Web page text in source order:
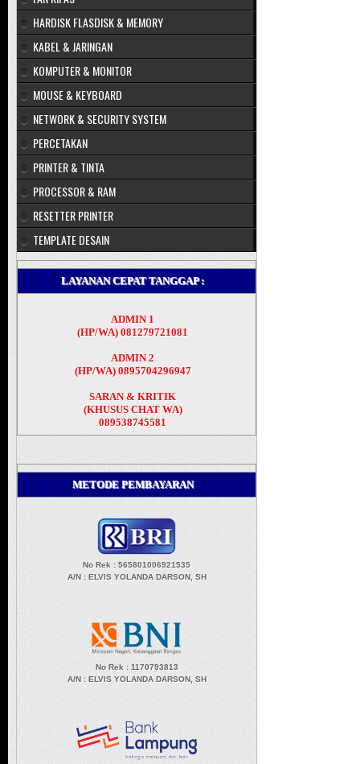
HARDISK FLASDISK & MEMORY
KABEL & JARINGAN
KOMPUTER & MONITOR
MOUSE & KEYBOARD
NETWORK & SECURITY SYSTEM
PERCETAKAN
PRINTER & TINTA
PROCESSOR & RAM
RESETTER PRINTER
TEMPLATE DESAIN
LAYANAN CEPAT TANGGAP :
ADMIN 1
(HP/WA) 081279721081
ADMIN 2
(HP/WA) 0895704296947
SARAN & KRITIK
(KHUSUS CHAT WA)
089538745581
METODE PEMBAYARAN
No Rek : 565801006921535
A/N : ELVIS YOLANDA DARSON, SH
No Rek : 1170793813
A/N : ELVIS YOLANDA DARSON, SH